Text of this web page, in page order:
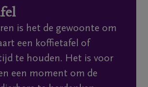
is het de gewoonte om
een koffietafel of
te houden. Het is voor
een moment om de